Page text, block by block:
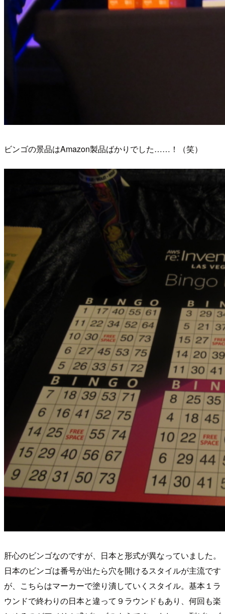
ビンゴの景品はAmazon製品ばかりでした……！（笑）
肝心のビンゴなのですが、日本と形式が異なっていました。
日本のビンゴは番号が出たら穴を開けるスタイルが主流です
が、こちらはマーカーで塗り潰していくスタイル。基本１ラ
ウンドで終わりの日本と違って９ラウンドもあり、何回も楽